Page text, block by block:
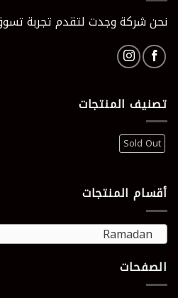
نحن شركة وجدت لتقدم تجربة
تصنيف المنتجات
Sold Out
أقسام المنتجات
Ramadan
الصفحات